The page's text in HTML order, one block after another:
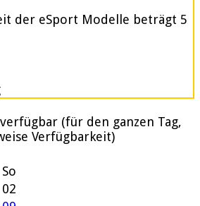
der eSport Modelle beträgt 5
(für den ganzen Tag,
Verfügbarkeit)
So
02